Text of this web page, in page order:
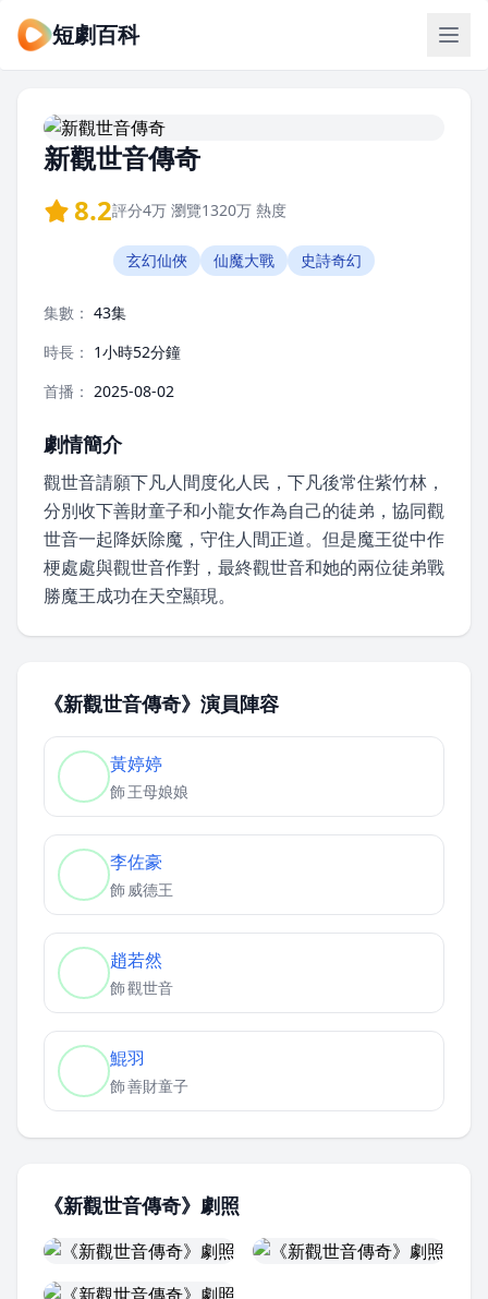
短劇百科
新觀世音傳奇
8.2評分4万 瀏覽1320万 熱度
玄幻仙俠 仙魔大戰 史詩奇幻
集數： 43集
時長： 1小時52分鐘
首播： 2025-08-02
劇情簡介
觀世音請願下凡人間度化人民，下凡後常住紫竹林，
分別收下善財童子和小龍女作為自己的徒弟，協同觀
世音一起降妖除魔，守住人間正道。但是魔王從中作
梗處處與觀世音作對，最終觀世音和她的兩位徒弟戰
勝魔王成功在天空顯現。
《新觀世音傳奇》演員陣容
黃婷婷
飾王母娘娘
李佐豪
飾威德王
趙若然
飾觀世音
鯤羽
飾善財童子
《新觀世音傳奇》劇照